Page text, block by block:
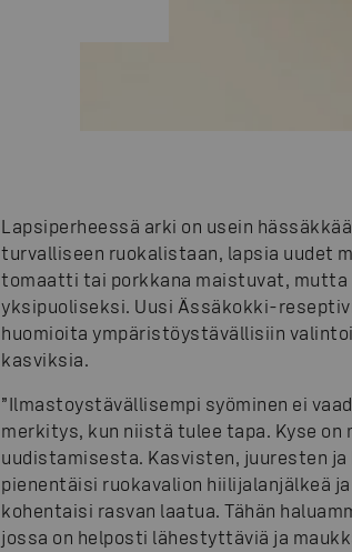
Lapsiperheessä arki on usein
turvalliseen ruokalistaan, lapsia uudet
tomaatti tai porkkana maistuvat,
yksipuoliseksi. Uusi Ässäkokki-
huomioita ympäristöystävällisiin
kasviksia.
”Ilmastoystävällisempi syöminen ei
merkitys, kun niistä tulee tapa. Kyse
uudistamisesta. Kasvisten, juuresten
pienentäisi ruokavalion hiilijalanjälkeä
kohentaisi rasvan laatua. Tähän
jossa on helposti lähestyttäviä ja